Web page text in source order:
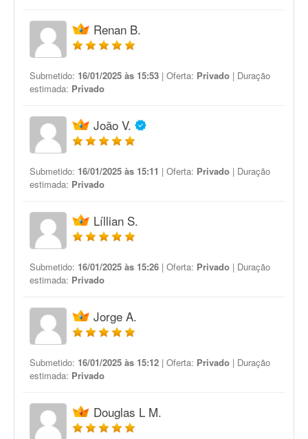
Renan B.
Submetido: 16/01/2025 às 15:53 | Oferta: Privado | Duração
estimada: Privado
João V.
Submetido: 16/01/2025 às 15:11 | Oferta: Privado | Duração
estimada: Privado
Líllian S.
Submetido: 16/01/2025 às 15:26 | Oferta: Privado | Duração
estimada: Privado
Jorge A.
Submetido: 16/01/2025 às 15:12 | Oferta: Privado | Duração
estimada: Privado
Douglas L M.